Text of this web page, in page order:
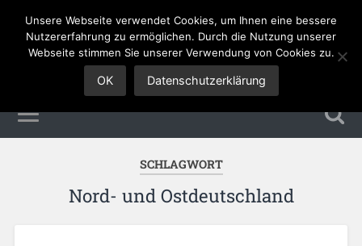
Sales Jobs
SCHLAGWORT
Nord- und Ostdeutschland
Unsere Webseite verwendet Cookies, um Ihnen eine bessere
Nutzererfahrung zu ermöglichen. Durch die Nutzung unserer
Webseite stimmen Sie unserer Verwendung von Cookies zu.
OK Datenschutzerklärung